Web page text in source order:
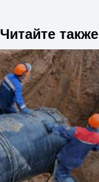
Читайте также